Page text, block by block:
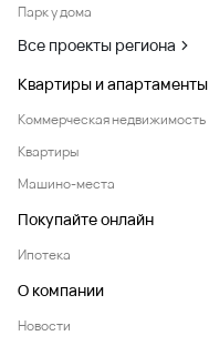
Парк у дома
Все проекты региона
Квартиры и апартаменты
Коммерческая недвижимость
Квартиры
Машино-места
Покупайте онлайн
Ипотека
О компании
Новости